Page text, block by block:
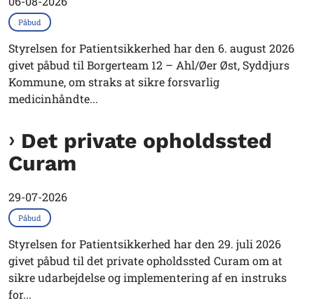
Påbud
Styrelsen for Patientsikkerhed har den 6. august 2026
givet påbud til Borgerteam 12 – Ahl/Øer Øst, Syddjurs
Kommune, om straks at sikre forsvarlig
medicinhåndte...
Det private opholdssted
Curam
29-07-2026
Påbud
Styrelsen for Patientsikkerhed har den 29. juli 2026
givet påbud til det private opholdssted Curam om at
sikre udarbejdelse og implementering af en instruks
for...